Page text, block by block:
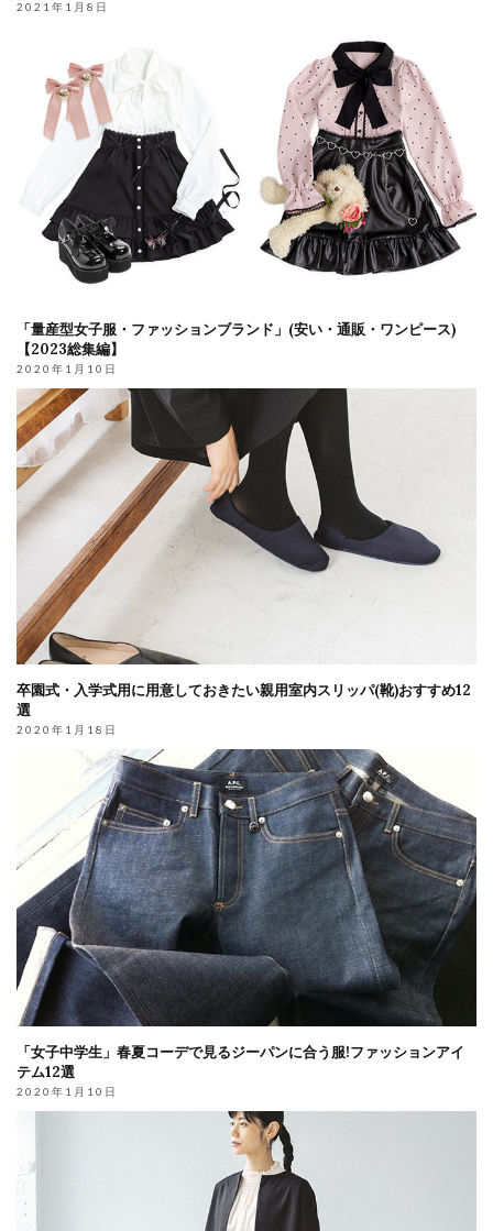
2021年1月8日
「量産型女子服・ファッションブランド」(安い・通販・ワンピース)
【2023総集編】
2020年1月10日
卒園式・入学式用に用意しておきたい親用室内スリッパ(靴)おすすめ12
選
2020年1月18日
「女子中学生」春夏コーデで見るジーパンに合う服!ファッションアイ
テム12選
2020年1月10日